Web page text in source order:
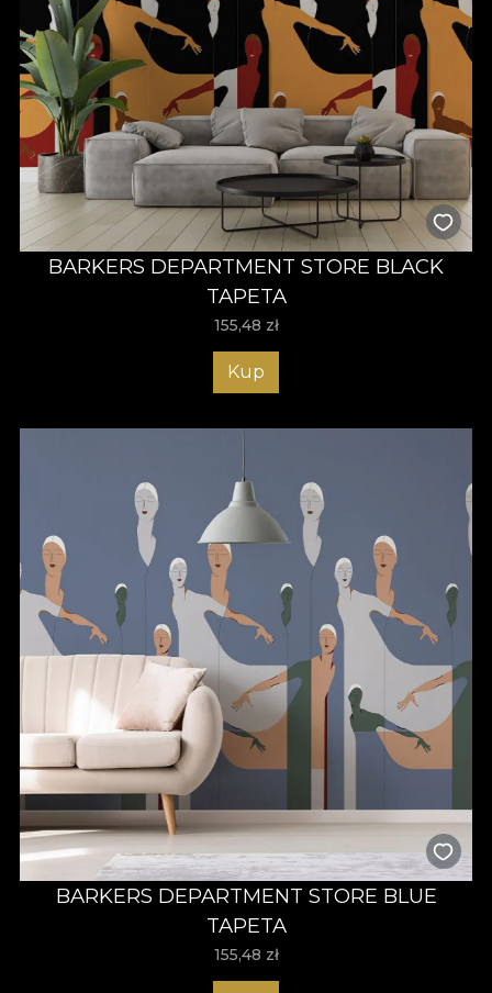
BARKERS DEPARTMENT STORE BLACK
TAPETA
155,48 zł
Kup
BARKERS DEPARTMENT STORE BLUE
TAPETA
155,48 zł